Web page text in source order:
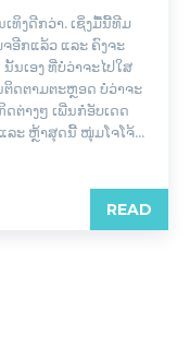
ທິງດີກວ່າ. ເຊິ່ງມື້ນີ້ທີມ
ອີກແລ້ວ ແລະ ຄົງຈະ
ນເອງ ທີ່ບໍ່ວ່າຈະໄປໃສ
ຕິດຕາມຕະຫຼອດ ບໍ່ວ່າຈະ
ດຕ່າງໆ ເພີ່ນກໍ່ອັບເດດ
ລະ ຫຼ້າສຸດນີ້ ໜຸ່ມໂຈໂຈ້...
READ